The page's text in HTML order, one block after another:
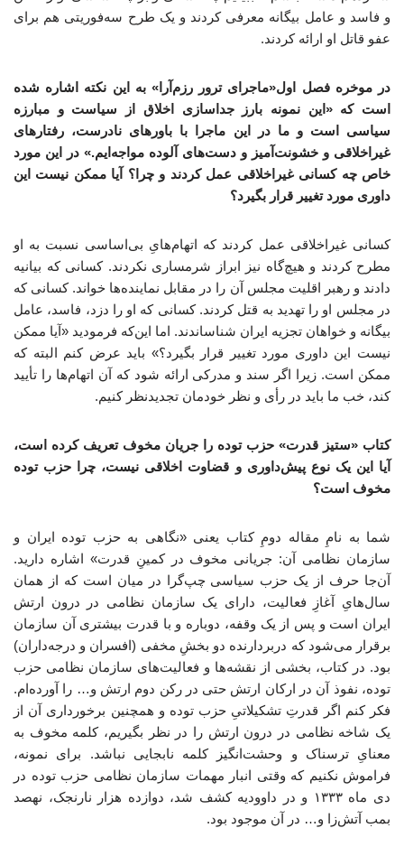
و فاسد و عامل بیگانه معرفی کردند و یک طرح سه‌فوریتی هم برای
عفو قاتل او ارائه کردند.
در موخره فصل اول«ماجرای ترور رزم‌آرا» به این نکته اشاره شده
است که «این نمونه بارز جداسازی اخلاق از سیاست و مبارزه
سیاسی است و ما در این ماجرا با باورهای نادرست، رفتارهای
غیراخلاقی و خشونت‌آمیز و دست‌های آلوده مواجه‌ایم.» در این مورد
خاص چه کسانی غیراخلاقی عمل کردند و چرا؟ آیا ممکن نیست این
داوری مورد تغییر قرار بگیرد؟
کسانی غیراخلاقی عمل کردند که اتهام‌هایِ بی‌اساسی نسبت به او
مطرح کردند و هیچ‌گاه نیز ابراز شرمساری نکردند. کسانی که بیانیه
دادند و رهبر اقلیت مجلس آن را در مقابل نماینده‌ها خواند. کسانی که
در مجلس او را تهدید به قتل کردند. کسانی که او را دزد، فاسد، عامل
بیگانه و خواهان تجزیه ایران شناساندند. اما این‌که فرمودید «آیا ممکن
نیست این داوری مورد تغییر قرار بگیرد؟» باید عرض کنم البته که
ممکن است. زیرا اگر سند و مدرکی ارائه شود که آن اتهام‌ها را تأیید
کند، خب ما باید در رأی و نظر خودمان تجدیدنظر کنیم.
کتاب «ستیز قدرت» حزب توده را جریان مخوف تعریف کرده است،
آیا این یک نوع پیش‌داوری و قضاوت اخلاقی نیست، چرا حزب توده
مخوف است؟
شما به نامِ مقاله دومِ کتاب یعنی «نگاهی به حزب توده ایران و
سازمان نظامی آن: جریانی مخوف در کمینِ قدرت» اشاره دارید.
آن‌جا حرف از یک حزب سیاسی چپ‌گرا در میان است که از همان
سال‌هایِ آغازِ فعالیت، دارای یک سازمان نظامی در درون ارتش
ایران است و پس از یک وقفه، دوباره و با قدرت بیشتری آن سازمان
برقرار می‌شود که دربردارنده دو بخشِ مخفی (افسران و درجه‌داران)
بود. در کتاب، بخشی از نقشه‌ها و فعالیت‌های سازمان نظامی حزب
توده، نفوذ آن در ارکان ارتش حتی در رکن دوم ارتش و… را آورده‌ام.
فکر کنم اگر قدرتِ تشکیلاتیِ حزب توده و همچنین برخورداری آن از
یک شاخه نظامی در درون ارتش را در نظر بگیریم، کلمه مخوف به
معنایِ ترسناک و وحشت‌انگیز کلمه نابجایی نباشد. برای نمونه،
فراموش نکنیم که وقتی انبار مهمات سازمان نظامی حزب توده در
دی ماه ۱۳۳۳ و در داوودیه کشف شد، دوازده هزار نارنجک، نهصد
بمب آتش‌زا و… در آن موجود بود.